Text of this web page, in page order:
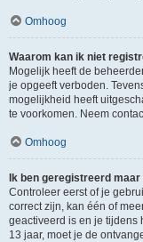
Omhoog
Waarom kan ik niet
Mogelijk heeft de
je opgeeft verboden.
mogelijkheid heeft
te voorkomen. Neem
Omhoog
Ik ben geregistreerd
Controleer eerst of je
correct zijn, kan één of
geactiveerd is en je tijdens
13 jaar, moet je de